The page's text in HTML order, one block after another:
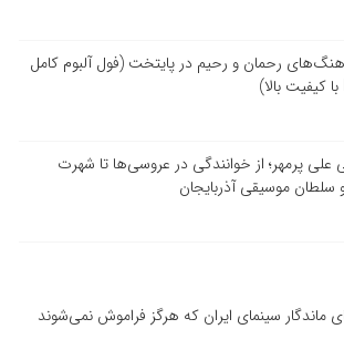
آهنگ‌های رحمان و رحیم در پایتخت (فول آلبوم کامل
علی پرمهر؛ از خوانندگی در عروسی‌ها تا شهرت
سلطان موسیقی آذربایجان
ماندگار سینمای ایران که هرگز فراموش نمی‌شوند